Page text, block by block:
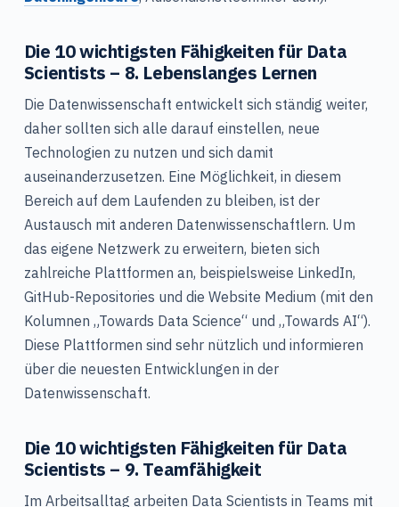
Die 10 wichtigsten Fähigkeiten für Data
Scientists – 8. Lebenslanges Lernen
Die Datenwissenschaft entwickelt sich ständig weiter,
daher sollten sich alle darauf einstellen, neue
Technologien zu nutzen und sich damit
auseinanderzusetzen. Eine Möglichkeit, in diesem
Bereich auf dem Laufenden zu bleiben, ist der
Austausch mit anderen Datenwissenschaftlern. Um
das eigene Netzwerk zu erweitern, bieten sich
zahlreiche Plattformen an, beispielsweise LinkedIn,
GitHub-Repositories und die Website Medium (mit den
Kolumnen „Towards Data Science“ und „Towards AI“).
Diese Plattformen sind sehr nützlich und informieren
über die neuesten Entwicklungen in der
Datenwissenschaft.
Die 10 wichtigsten Fähigkeiten für Data
Scientists – 9. Teamfähigkeit
Im Arbeitsalltag arbeiten Data Scientists in Teams mit